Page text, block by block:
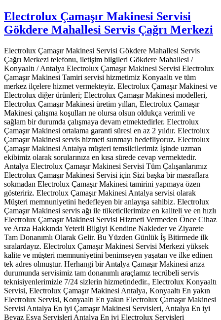
Electrolux Çamaşır Makinesi Servisi
Gökdere Mahallesi Servis Çağrı Merkezi
Electrolux Çamaşır Makinesi Servisi Gökdere Mahallesi Servis
Çağrı Merkezi telefonu, iletişim bilgileri Gökdere Mahallesi /
Konyaaltı / Antalya Electrolux Çamaşır Makinesi Servisi Electrolux
Çamaşır Makinesi Tamiri servisi hizmetimiz Konyaaltı ve tüm
merkez ilçelere hizmet vermekteyiz. Electrolux Çamaşır Makinesi ve
Electrolux diğer ürünleri; Electrolux Çamaşır Makinesi modelleri,
Electrolux Çamaşır Makinesi üretim yılları, Electrolux Çamaşır
Makinesi çalışma koşulları ne olursa olsun oldukça verimli ve
sağlam bir durumda çalışmaya devam etmektedirler. Electrolux
Çamaşır Makinesi ortalama garanti süresi en az 2 yıldır. Electrolux
Çamaşır Makinesi servis hizmeti sunmayı hedefliyoruz. Electrolux
Çamaşır Makinesi Antalya müşteri temsilcilerimiz İşinde uzman
ekibimiz olarak sorularınıza en kısa sürede cevap vermektedir.
Antalya Electrolux Çamaşır Makinesi Servisi Tüm Çalışanlarımız
Electrolux Çamaşır Makinesi Servisi için Sizi başka bir masraflara
sokmadan Electrolux Çamaşır Makinesi tamirini yapmaya özen
gösteririz. Electrolux Çamaşır Makinesi Antalya servisi olarak
Müşteri memnuniyetini hedefleyen bir anlayışa sahibiz. Electrolux
Çamaşır Makinesi servis ağı ile tüketicilerimize en kaliteli ve en hızlı
Electrolux Çamaşır Makinesi Servisi Hizmeti Vermeden Önce Cihaz
ve Arıza Hakkında Yeterli Bilgiyi Kendine Nakleder ve Ziyarete
Tam Donanımlı Olarak Gelir. Bu Yüzden Günlük İş Bitirmede ilk
sıralardayız. Electrolux Çamaşır Makinesi Servisi Merkezi yüksek
kalite ve müşteri memnuniyetini benimseyen yaşatan ve ilke edinen
tek adres olmuştur. Herhangi bir Antalya Çamaşır Makinesi arıza
durumunda servisimiz tam donanımlı araçlamız tecrübeli servis
teknisiyenlerimizle 7/24 sizlerin hizmetindedir., Electrolux Konyaaltı
Servisi, Electrolux Çamaşır Makinesi Antalya, Konyaaltı En yakın
Electrolux Servisi, Konyaaltı En yakın Electrolux Çamaşır Makinesi
Servisi Antalya En iyi Çamaşır Makinesi Servisleri, Antalya En iyi
Beyaz Eşya Servisleri Antalya En iyi Electrolux Servisleri